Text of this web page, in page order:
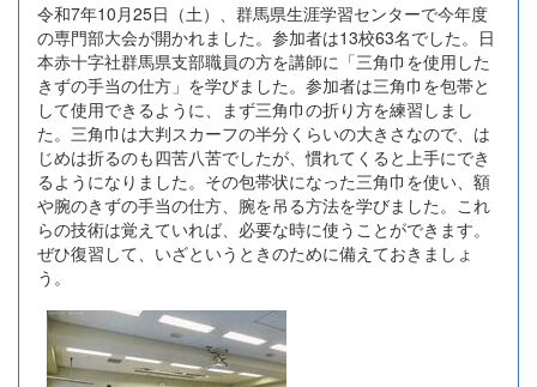
令和7年10月25日（土）、群馬県生涯学習センターで今年度
の専門部大会が開かれました。参加者は13校63名でした。日
本赤十字社群馬県支部職員の方を講師に「三角巾を使用した
きずの手当の仕方」を学びました。参加者は三角巾を包帯と
して使用できるように、まず三角巾の折り方を練習しまし
た。三角巾は大判スカーフの半分くらいの大きさなので、は
じめは折るのも四苦八苦でしたが、慣れてくると上手にでき
るようになりました。その包帯状になった三角巾を使い、額
や腕のきずの手当の仕方、腕を吊る方法を学びました。これ
らの技術は覚えていれば、必要な時に使うことができます。
ぜひ復習して、いざというときのために備えておきましょ
う。